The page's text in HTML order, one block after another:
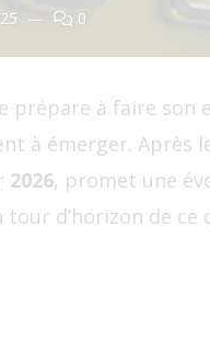
— 0
prépare à faire son
à émerger. Après
2026, promet une
d’horizon de ce